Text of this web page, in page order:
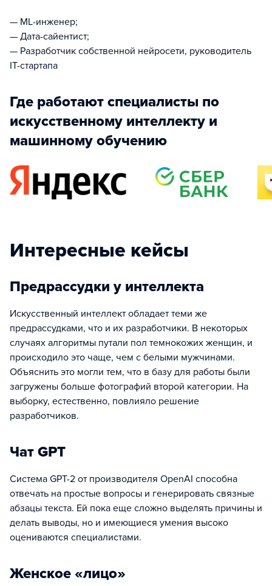
— ML-инженер;
— Дата-сайентист;
— Разработчик собственной нейросети, руководитель
IT-стартапа
Где работают специалисты по
искусственному интеллекту и
машинному обучению
Интересные кейсы
Предрассудки у интеллекта
Искусственный интеллект обладает теми же
предрассудками, что и их разработчики. В некоторых
случаях алгоритмы путали пол темнокожих женщин, и
происходило это чаще, чем с белыми мужчинами.
Объяснить это могли тем, что в базу для работы были
загружены больше фотографий второй категории. На
выборку, естественно, повлияло решение
разработчиков.
Чат GPT
Система GPT-2 от производителя OpenAI способна
отвечать на простые вопросы и генерировать связные
абзацы текста. Ей пока еще сложно выделять причины и
делать выводы, но и имеющиеся умения высоко
оцениваются специалистами.
Женское «лицо»